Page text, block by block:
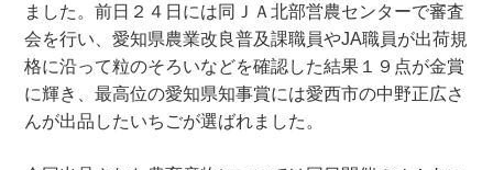
ました。前日２４日には同ＪＡ北部営農センターで審査
会を行い、愛知県農業改良普及課職員やJA職員が出荷規
格に沿って粒のそろいなどを確認した結果１９点が金賞
に輝き、最高位の愛知県知事賞には愛西市の中野正広さ
んが出品したいちごが選ばれました。